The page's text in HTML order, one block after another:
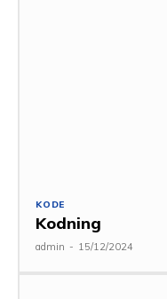
KODE
Kodning
admin - 15/12/2024